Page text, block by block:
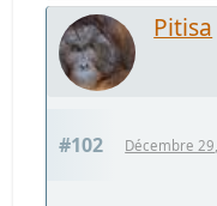
Pitisa
#102 Décembre